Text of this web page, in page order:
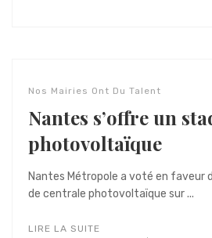
Nos Mairies Ont Du Talent
Nantes s’offre un
photovoltaïque
Nantes Métropole a voté en faveur
de centrale photovoltaïque sur ...
LIRE LA SUITE